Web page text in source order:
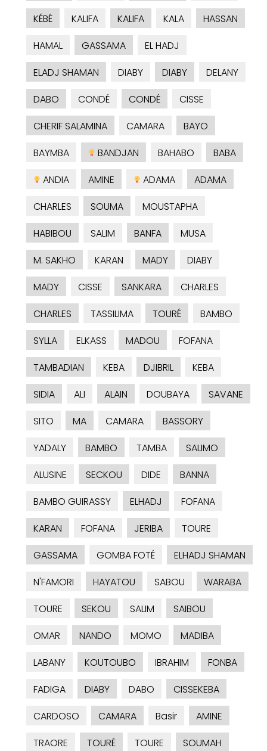
KÉBÉ KALIFA KALIFA KALA
HASSAN
HAMAL
GASSAMA
EL HADJ
ELADJ SHAMAN
DIABY DIABY
DELANY
DABO
CONDÉ CONDÉ
CISSE
CHERIF SALAMINA
CAMARA
BAYO
BAYMBA
BANDJAN BAHABO
BABA
ANDIA
AMINE ADAMA
ADAMA
CHARLES
SOUMA
MOUSTAPHA
HABIBOU
SALIM BANFA
MUSA
M. SAKHO
KARAN MADY
DIABY
MADY
CISSE SANKARA
CHARLES
CHARLES
TASSILIMA TOURÉ
BAMBO
SYLLA
ELKASS MADOU
FOFANA
TAMBADIAN
KEBA DJIBRIL
KEBA
SIDIA
ALI ALAIN DOUBAYA
SAVANE
SITO
MA CAMARA
BASSORY
YADALY
BAMBO TAMBA
SALIMO
ALUSINE
SECKOU DIDE
BANNA
BAMBO GUIRASSY
ELHADJ
FOFANA
KARAN
FOFANA JERIBA
TOURE
GASSAMA
GOMBA FOTÉ
ELHADJ SHAMAN
N'FAMORI
HAYATOU SABOU
WARABA
TOURE
SEKOU SALIM
SAIBOU
OMAR
NANDO MOMO
MADIBA
LABANY
KOUTOUBO IBRAHIM
FONBA
FADIGA
DIABY DABO
CISSEKEBA
CARDOSO
CAMARA Basir
AMINE
TRAORE
TOURÉ TOURE
SOUMAH